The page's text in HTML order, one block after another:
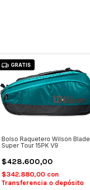
GRATIS
Bolso Raquetero Wilson Blade
Super Tour 15PK V9
$428.600,00
$342.880,00 con
Transferencia o depósito